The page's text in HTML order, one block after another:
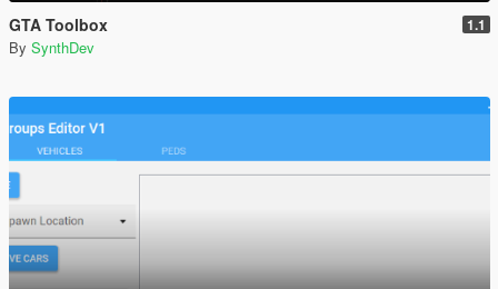
GTA Toolbox 1.1
By SynthDev